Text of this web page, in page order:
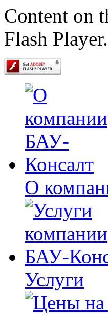
Content on
Flash Player.
О
Услуги